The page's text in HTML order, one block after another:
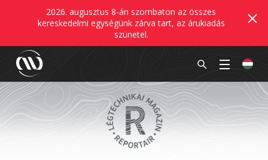
2026. augusztus 8-án szombaton az összes
kereskedelmi egységünk zárva tart, az árukiadás
szünetel.